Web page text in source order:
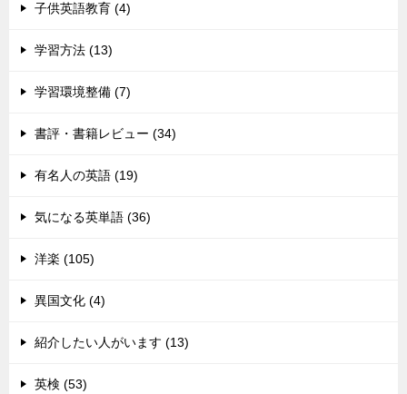
子供英語教育 (4)
学習方法 (13)
学習環境整備 (7)
書評・書籍レビュー (34)
有名人の英語 (19)
気になる英単語 (36)
洋楽 (105)
異国文化 (4)
紹介したい人がいます (13)
英検 (53)